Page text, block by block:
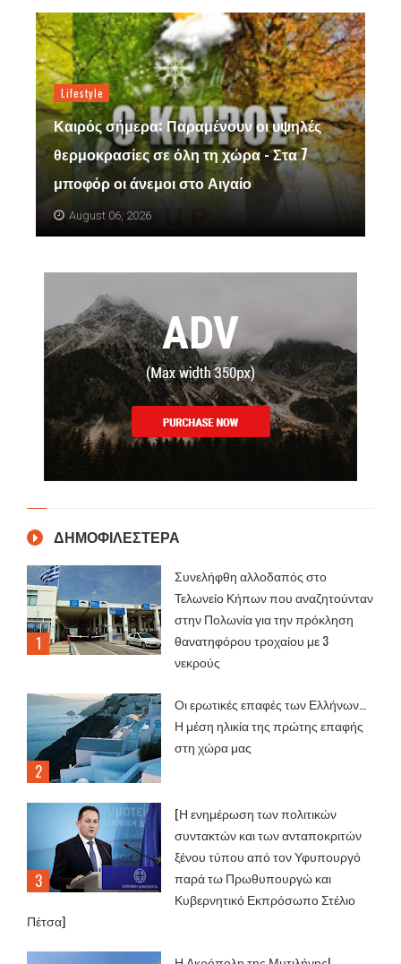
Lifestyle
Καιρός σήμερα: Παραμένουν οι υψηλές
θερμοκρασίες σε όλη τη χώρα - Στα 7
μποφόρ οι άνεμοι στο Αιγαίο
August 06, 2026
ΔΗΜΟΦΙΛΕΣΤΕΡΑ
Συνελήφθη αλλοδαπός στο
Τελωνείο Κήπων που αναζητούνταν
στην Πολωνία για την πρόκληση
θανατηφόρου τροχαίου με 3
νεκρούς
Οι ερωτικές επαφές των Ελλήνων…
Η μέση ηλικία της πρώτης επαφής
στη χώρα μας
[Η ενημέρωση των πολιτικών
συντακτών και των ανταποκριτών
ξένου τύπου από τον Υφυπουργό
παρά τω Πρωθυπουργώ και
Κυβερνητικό Εκπρόσωπο Στέλιο
Πέτσα]